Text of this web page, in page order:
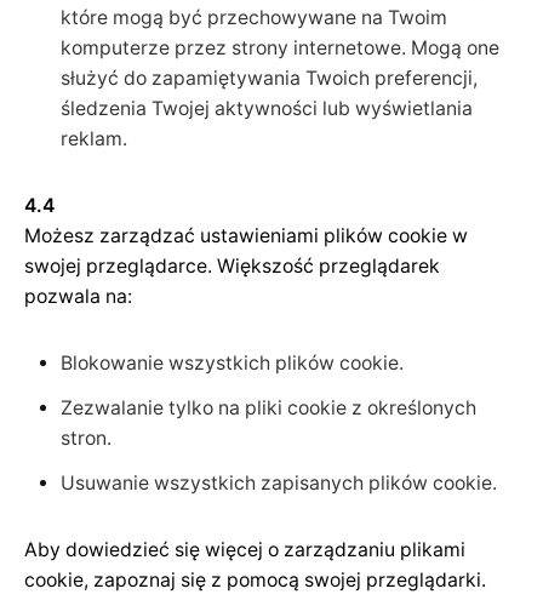
które mogą być przechowywane na Twoim
komputerze przez strony internetowe. Mogą one
służyć do zapamiętywania Twoich preferencji,
śledzenia Twojej aktywności lub wyświetlania
reklam.
4.4
Możesz zarządzać ustawieniami plików cookie w
swojej przeglądarce. Większość przeglądarek
pozwala na:
Blokowanie wszystkich plików cookie.
Zezwalanie tylko na pliki cookie z określonych
stron.
Usuwanie wszystkich zapisanych plików cookie.
Aby dowiedzieć się więcej o zarządzaniu plikami
cookie, zapoznaj się z pomocą swojej przeglądarki.